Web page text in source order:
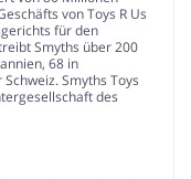
von Toys R Us
für den
Smyths über 200
68 in
Smyths Toys
des